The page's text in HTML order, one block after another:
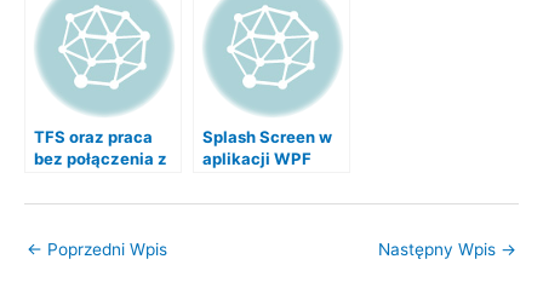
TFS oraz praca
bez połączenia z
Microsoft Visual
Splash Screen w
aplikacji WPF
← Poprzedni Wpis Następny Wpis →